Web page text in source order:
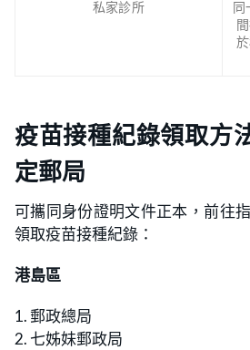
私家診所
同
疫苗接種紀錄領取方
定郵局
可攜同身份證明文件正本，前往
領取疫苗接種紀錄：
港島區
1. 郵政總局
2. 七姊妹郵政局